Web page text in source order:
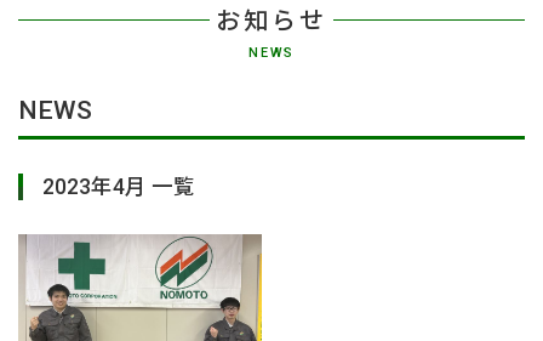
お知らせ
NEWS
NEWS
2023年4月 一覧
会社概要・沿革
アクセス
SDGsの取組
事業内容